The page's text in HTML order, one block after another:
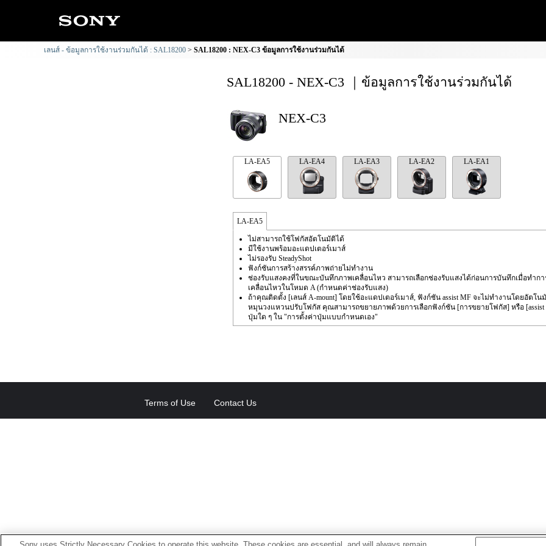
เลนส์ - ข้อมูลการใช้งานร่วมกันได้ : SAL18200 SAL18200 : NEX-C3 ข้อมูลการใช้งานร่วมกันได้
SAL18200 - NEX-C3 ｜ข้อมูลการใช้งานร่วมกันได้
NEX-C3
LA-EA5 LA-EA4 LA-EA3 LA-EA2 LA-EA1
LA-EA5
ไม่สามารถใช้โฟกัสอัตโนมัติได้
มีใช้งานพร้อมอะแดปเตอร์เมาส์
ไม่รองรับ SteadyShot
ฟังก์ชันการสร้างสรรค์ภาพถ่ายไม่ทำงาน
ช่องรับแสงคงที่ในขณะบันทึกภาพเคลื่อนไหว สามารถเลือกช่องรับแสงได้ก่อนการบันทึกเมื่อทำก
เคลื่อนไหวในโหมด A (กำหนดค่าช่องรับแสง)
ถ้าคุณติดตั้ง [เลนส์ A-mount] โดยใช้อะแดปเตอร์เมาส์, ฟังก์ชัน assist MF จะไม่ทำงานโดยอัตโ
หมุนวงแหวนปรับโฟกัส คุณสามารถขยายภาพด้วยการเลือกฟังก์ชัน [การขยายโฟกัส] หรือ [assist
ปุ่มใด ๆ ใน "การตั้งค่าปุ่มแบบกำหนดเอง"
Terms of Use Contact Us